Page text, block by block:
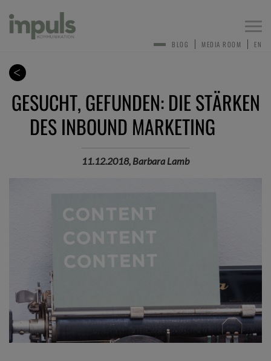
EN
MEDIA ROOM
BLOG
GESUCHT, GEFUNDEN: DIE STÄRKEN
DES INBOUND MARKETING
11.12.2018, Barbara Lamb